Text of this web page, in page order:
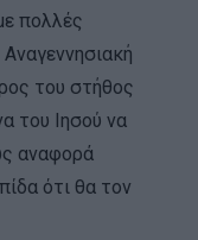
πολλές
του στήθος
του Ιησού να
αναφορά
ότι θα τον